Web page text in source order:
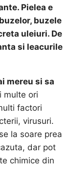
Pielea e
buzele
uleiuri. De
si leacurile
mereu si sa
multe ori
factori
virusuri.
la soare prea
dar pot
chimice din